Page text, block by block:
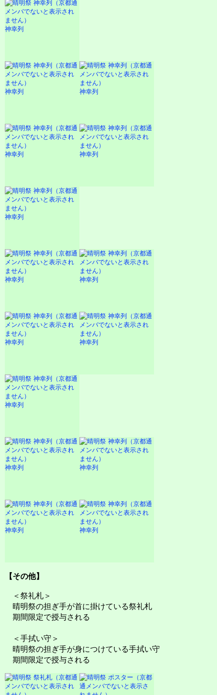
神幸列
神幸列 神幸列
神幸列 神幸列
神幸列
神幸列 神幸列
神幸列 神幸列
神幸列
神幸列 神幸列
神幸列 神幸列
【その他】
＜祭礼札＞
晴明祭の担ぎ手が首に掛けている祭礼札
期間限定で授与される
＜手拭い守＞
晴明祭の担ぎ手が身につけている手拭い守
期間限定で授与される